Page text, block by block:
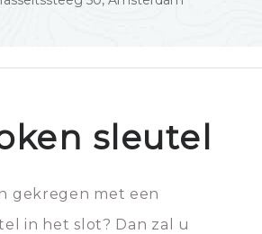
sleutel
gekregen met een
in het slot? Dan zal u